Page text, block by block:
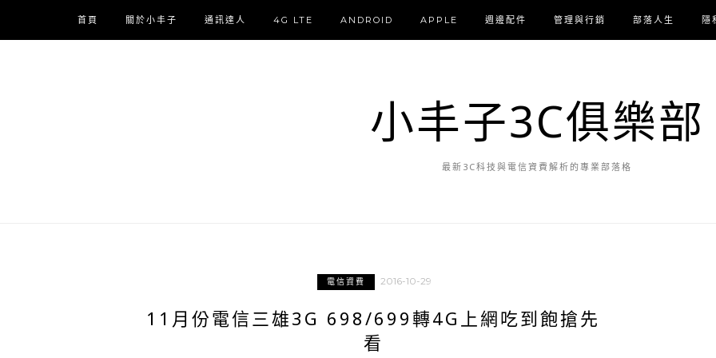
首頁 關於小丰子 通訊達人 4G LTE ANDROID APPLE 週邊配件 管理與行銷 部落人生 隱
小丰子3C俱樂部
最新3C科技與電信資費解析的專業部落格
電信資費 2016-10-29
11月份電信三雄3G 698/699轉4G上網吃到飽搶先
看